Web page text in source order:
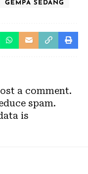
GEMPA SEDANG
a comment.
spam.
is